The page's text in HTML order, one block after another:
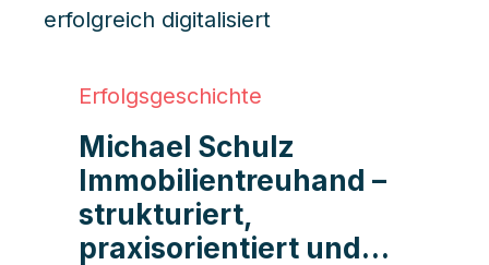
Erfolgsgeschichte
Michael Schulz
Immobilientreuhand –
strukturiert,
praxisorientiert und